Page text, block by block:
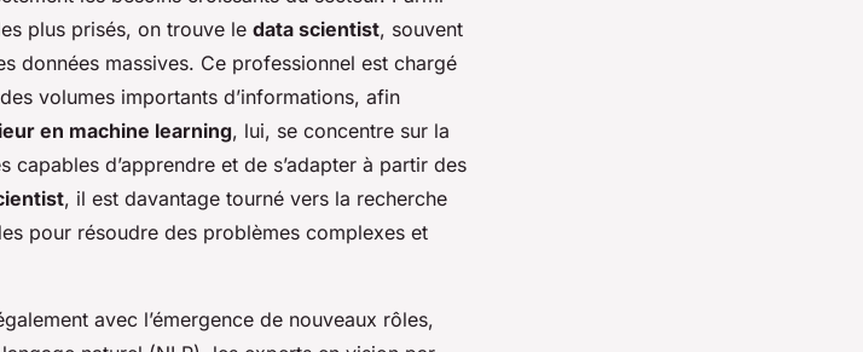
plus prisés, on trouve le data scientist, souvent
données massives. Ce professionnel est chargé
volumes importants d’informations, afin
en machine learning, lui, se concentre sur la
capables d’apprendre et de s’adapter à partir des
, il est davantage tourné vers la recherche
pour résoudre des problèmes complexes et
avec l’émergence de nouveaux rôles,